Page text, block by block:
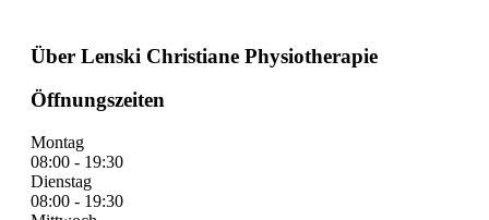
Über Lenski Christiane Physiotherapie
Öffnungszeiten
Montag
08:00 - 19:30
Dienstag
08:00 - 19:30